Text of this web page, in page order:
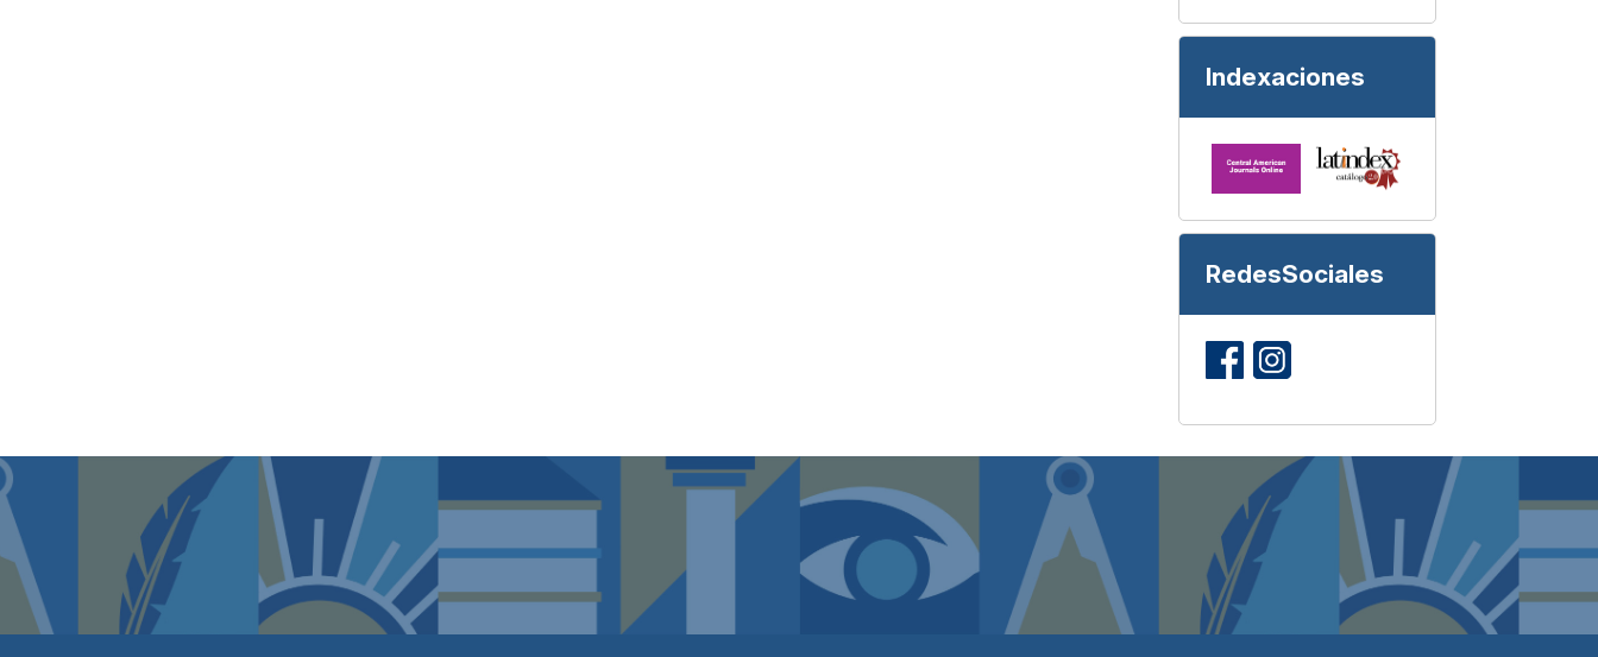
Indexaciones
RedesSociales